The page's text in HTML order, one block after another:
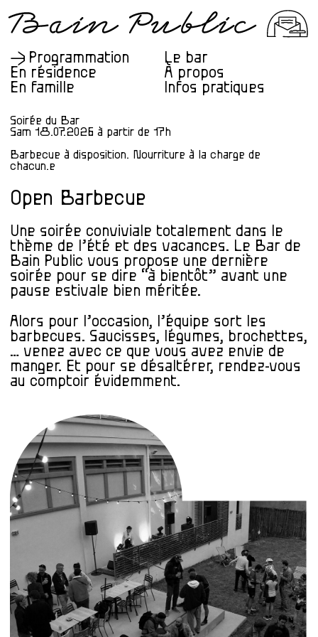
Programmation
En résidence
En famille
Le bar
À propos
Infos pratiques
Soirée du Bar
Sam 18.07.2026 à partir de 17h
Barbecue à disposition. Nourriture à la charge de
chacun.e
Open Barbecue
Une soirée conviviale totalement dans le
thème de l’été et des vacances. Le Bar de
Bain Public vous propose une dernière
soirée pour se dire “à bientôt” avant une
pause estivale bien méritée.
Alors pour l’occasion, l’équipe sort les
barbecues. Saucisses, légumes, brochettes,
… venez avec ce que vous avez envie de
manger. Et pour se désaltérer, rendez-vous
au comptoir évidemment.